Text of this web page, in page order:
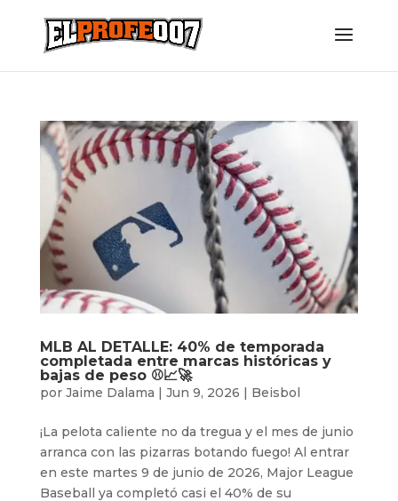
MLB AL DETALLE: 40% de temporada
completada entre marcas históricas y
bajas de peso ⚾️📈🚀
por Jaime Dalama | Jun 9, 2026 | Beisbol
¡La pelota caliente no da tregua y el mes de junio
arranca con las pizarras botando fuego! Al entrar
en este martes 9 de junio de 2026, Major League
Baseball ya completó casi el 40% de su